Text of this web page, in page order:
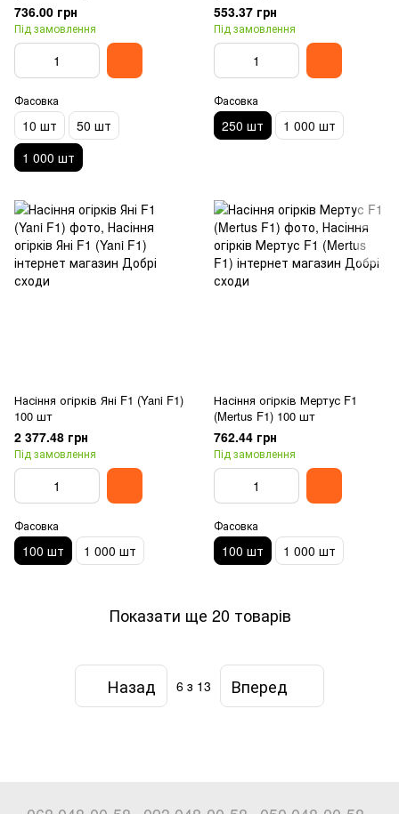
736.00 грн
Під замовлення
Фасовка
10 шт
50 шт
1 000 шт
553.37 грн
Під замовлення
Фасовка
250 шт 1 000 шт
Насіння огірків Яні F1 (Yani F1)
100 шт
2 377.48 грн
Під замовлення
Фасовка
100 шт 1 000 шт
Насіння огірків Мертус F1
(Mertus F1) 100 шт
762.44 грн
Під замовлення
Фасовка
100 шт 1 000 шт
Показати ще 20 товарів
Назад 6 з 13 Вперед